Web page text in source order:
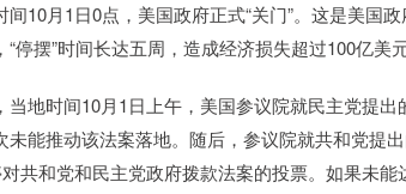
10月1日0点，美国政府正式“关门”。这是美国
停摆”时间长达五周，造成经济损失超过100亿美元
当地时间10月1日上午，美国参议院就民主党提
未能推动该法案落地。随后，参议院就共和党提
共和党和民主党政府拨款法案的投票。如果未能